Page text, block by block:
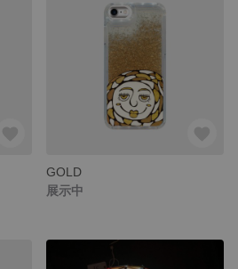
GOLD
展示中